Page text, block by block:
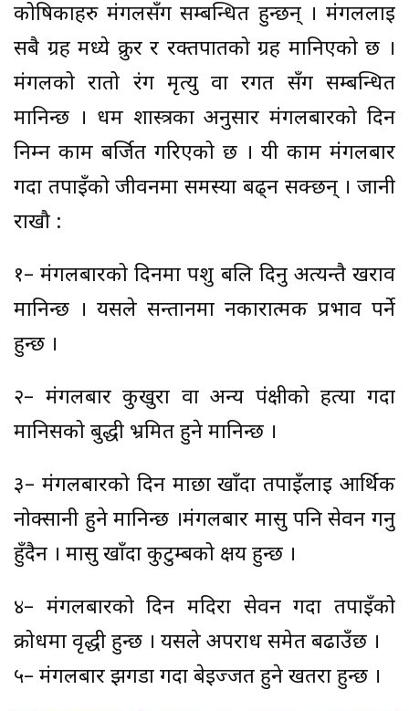
कोषिकाहरु मंगलसँग सम्बन्धित हुन्छन् । मंगललाई
सबै ग्रह मध्ये क्रुर र रक्तपातको ग्रह मानिएको छ ।
मंगलको रातो रंग मृत्यु वा रगत सँग सम्बन्धित
मानिन्छ । धर्म शास्त्रका अनुसार मंगलबारको दिन
निम्न काम बर्जित गरिएको छ । यी काम मंगलबार
गर्दा तपाइँको जीवनमा समस्या बढ्न सक्छन् । जानी
राखौ :
१– मंगलबारको दिनमा पशु बलि दिनु अत्यन्तै खराव
मानिन्छ । यसले सन्तानमा नकारात्मक प्रभाव पर्ने
हुन्छ ।
२– मंगलबार कुखुरा वा अन्य पंक्षीको हत्या गर्दा
मानिसको बुद्धी भ्रमित हुने मानिन्छ ।
३– मंगलबारको दिन माछा खाँदा तपाइँलाई आर्थिक
नोक्सानी हुने मानिन्छ ।मंगलबार मासु पनि सेवन गर्नु
हुँदैन । मासु खाँदा कुटुम्बको क्षय हुन्छ ।
४– मंगलबारको दिन मदिरा सेवन गर्दा तपाइँको
क्रोधमा वृद्धी हुन्छ । यसले अपराध समेत बढाउँछ ।
५– मंगलबार झगडा गर्दा बेइज्जत हुने खतरा हुन्छ ।